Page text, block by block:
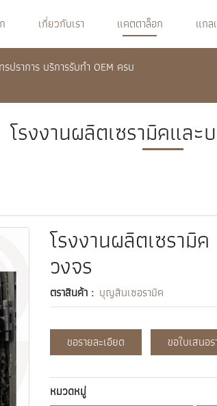
เกี่ยวกับเรา แคตตาล็อก แกล
ปราการ บริการรับทำ OEM ครบ
โรงงานผลิตเซรามิคและ
โรงงานผลิตเซรามิ
วงจร
ตราสินค้า : บุญสินเซอรามิค
ขอรายละเอียด ขอใบเสนอร
หมวดหมู่